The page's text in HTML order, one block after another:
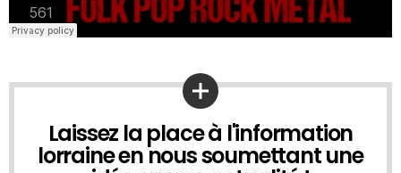
UNE
IDÉE
À
Laissez la place à l'information
lorraine en nous soumettant une